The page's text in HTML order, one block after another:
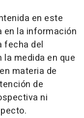
en este
en la información
fecha del
medida en que
materia de
de
ni